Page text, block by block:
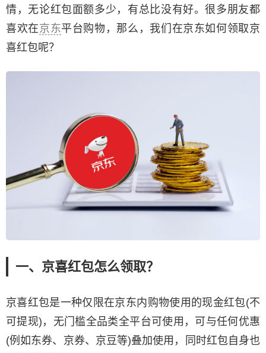
情，无论红包面额多少，有总比没有好。很多朋友都
喜欢在京东平台购物，那么，我们在京东如何领取京
喜红包呢？
一、京喜红包怎么领取？
京喜红包是一种仅限在京东内购物使用的现金红包(不
可提现)，无门槛全品类全平台可使用，可与任何优惠
(例如东券、京券、京豆等)叠加使用，同时红包自身也